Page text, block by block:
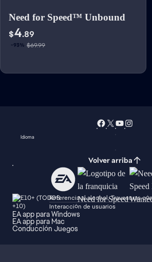
Need for Speed™ Unbound
$4.89
-93% $69.99
Idioma
Volver arriba
Referencia al alcohol, Travesuras
Interacción de usuarios
EA app para Windows
EA app para Mac
Conducción Juegos